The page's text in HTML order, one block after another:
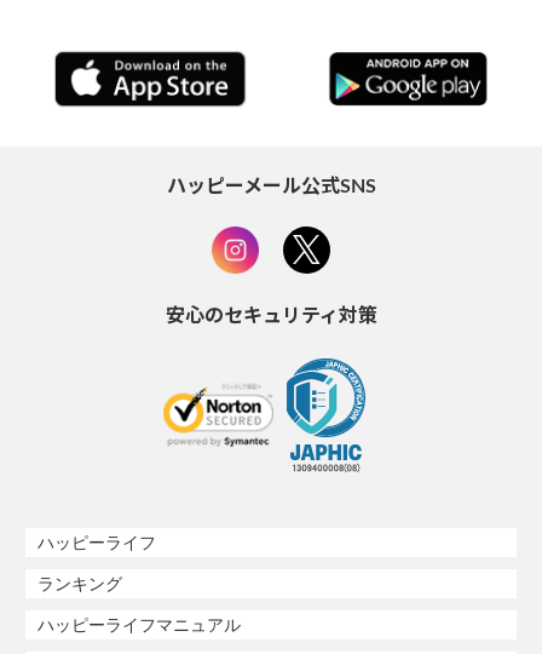
ハッピーメール公式SNS
安心のセキュリティ対策
ハッピーライフ
ランキング
ハッピーライフマニュアル